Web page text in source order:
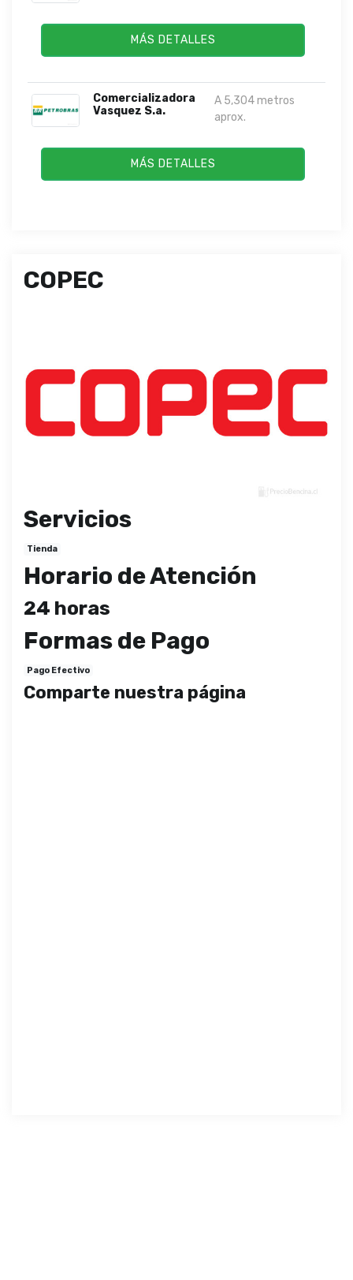
MÁS DETALLES
Comercializadora
Vasquez S.a.
A 5,304 metros
aprox.
MÁS DETALLES
COPEC
Servicios
Tienda
Horario de Atención
24 horas
Formas de Pago
Pago Efectivo
Comparte nuestra página